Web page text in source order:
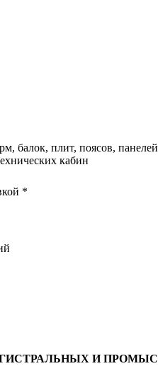
балок, плит, поясов,
кабин
*
И